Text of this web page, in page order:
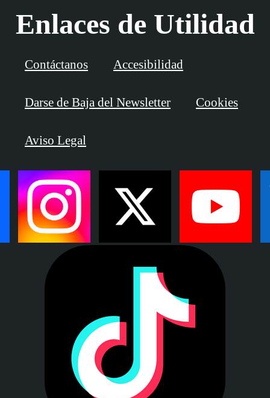
Enlaces de Utilidad
Contáctanos Accesibilidad
Darse de Baja del Newsletter Cookies
Aviso Legal